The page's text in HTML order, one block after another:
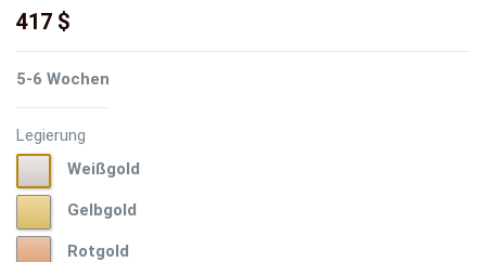
417 $
5-6 Wochen
Legierung
WeißgoldWeißgold
GelbgoldGelbgold
RotgoldRotgold